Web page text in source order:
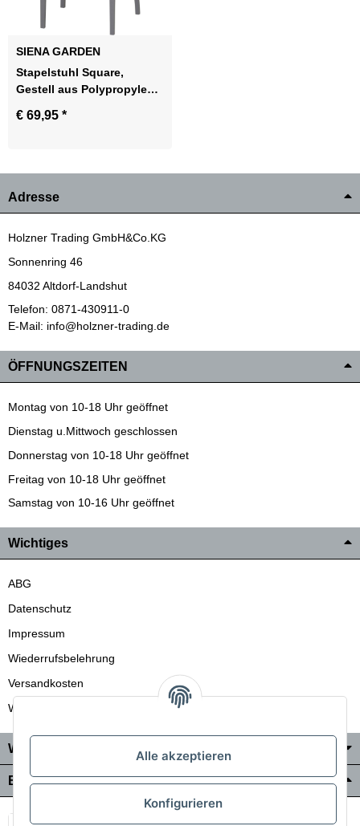
SIENA GARDEN
Stapelstuhl Square,
Gestell aus Polypropylen
€ 69,95 *
Adresse
Holzner Trading GmbH&Co.KG
Sonnenring 46
84032 Altdorf-Landshut
Telefon: 0871-430911-0
E-Mail: info@holzner-trading.de
ÖFFNUNGSZEITEN
Montag von 10-18 Uhr geöffnet
Dienstag u.Mittwoch geschlossen
Donnerstag von 10-18 Uhr geöffnet
Freitag von 10-18 Uhr geöffnet
Samstag von 10-16 Uhr geöffnet
Wichtiges
ABG
Datenschutz
Impressum
Wiederrufsbelehrung
Versandkosten
Wir liefern auch in die Schweiz
Wo Sie uns finden
Bezahlung & Versand
Alle akzeptieren
Konfigurieren